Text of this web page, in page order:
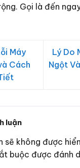
Gọi là đến
Máy
Cách
Lý Do
Ngột
luận
sẽ không được
buộc được đánh